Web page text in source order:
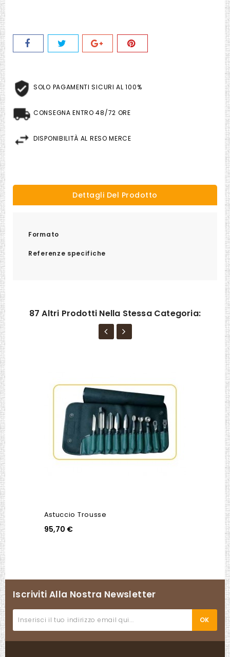
SOLO PAGAMENTI SICURI AL 100%
CONSEGNA ENTRO 48/72 ORE
DISPONIBILITÀ AL RESO MERCE
Dettagli Del Prodotto
Formato
Referenze specifiche
87 Altri Prodotti Nella Stessa Categoria:
Astuccio Trousse
95,70 €
Iscriviti Alla Nostra Newsletter